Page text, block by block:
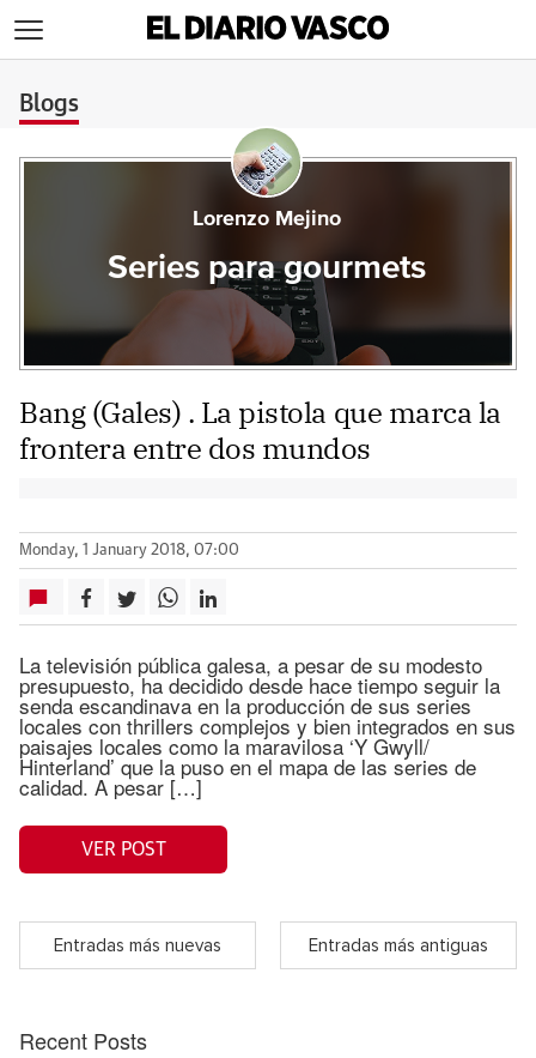
Blogs
Lorenzo Mejino
Series para gourmets
Bang (Gales) . La pistola que marca la
frontera entre dos mundos
Monday, 1 January 2018, 07:00
La televisión pública galesa, a pesar de su modesto
presupuesto, ha decidido desde hace tiempo seguir la
senda escandinava en la producción de sus series
locales con thrillers complejos y bien integrados en sus
paisajes locales como la maravilosa ‘Y Gwyll/
Hinterland’ que la puso en el mapa de las series de
calidad. A pesar […]
VER POST
Entradas más nuevas Entradas más antiguas
Recent Posts